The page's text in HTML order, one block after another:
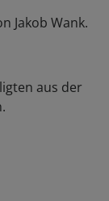
Jakob Wank.
aus der